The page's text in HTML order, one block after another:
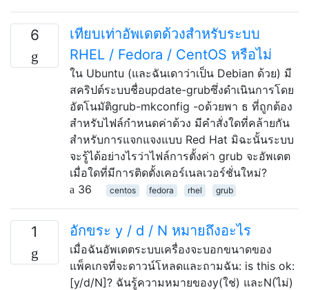
6
เทียบเท่าอัพเดตด้วงสำหรับระบบ
RHEL / Fedora / CentOS หรือไม่
ใน Ubuntu (และฉันเดาว่าเป็น Debian ด้วย) มี
สคริปต์ระบบชื่อupdate-grubซึ่งดำเนินการโดย
อัตโนมัติgrub-mkconfig -oด้วยพา ธ ที่ถูกต้อง
สำหรับไฟล์กำหนดค่าด้วง มีคำสั่งใดที่คล้ายกัน
สำหรับการแจกแจงแบบ Red Hat มิฉะนั้นระบบ
จะรู้ได้อย่างไรว่าไฟล์การตั้งค่า grub จะอัพเดต
เมื่อใดที่มีการติดตั้งเคอร์เนลเวอร์ชั่นใหม่?
36
centos fedora rhel grub
1 อักขระ y / d / N หมายถึงอะไร
เมื่อฉันอัพเดตระบบเครื่องจะบอกขนาดของ
แพ็คเกจที่จะดาวน์โหลดและถามฉัน: is this ok:
[y/d/N]? ฉันรู้ความหมายของy(ใช่) และN(ไม่)